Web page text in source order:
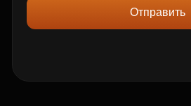
Отправить